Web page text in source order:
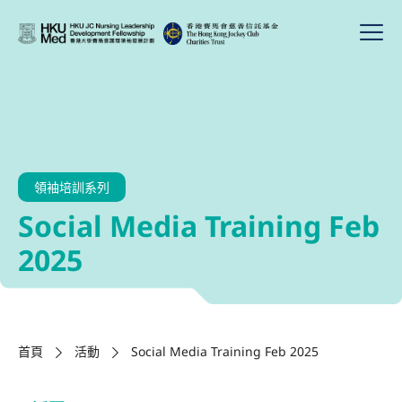
領袖培訓系列
Social Media Training Feb
2025
首頁 活動 Social Media Training Feb 2025